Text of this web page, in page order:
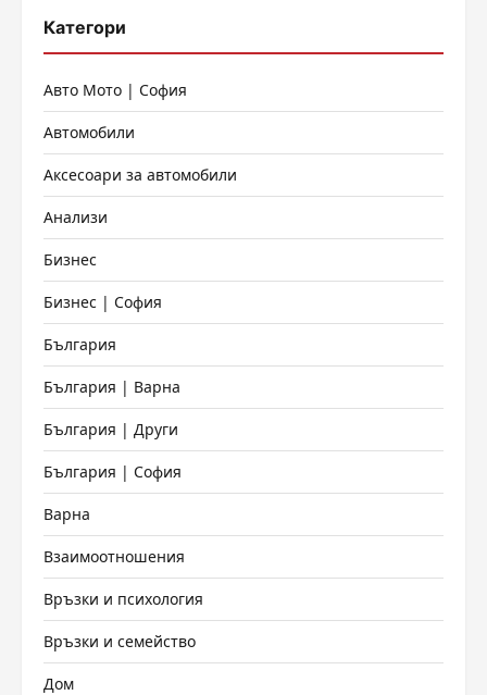
Категори
Авто Мото | София
Автомобили
Аксесоари за автомобили
Анализи
Бизнес
Бизнес | София
България
България | Варна
България | Други
България | София
Варна
Взаимоотношения
Връзки и психология
Връзки и семейство
Дом